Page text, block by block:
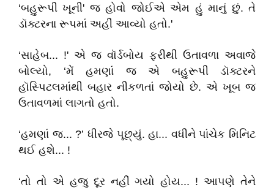
‘બહુરૂપી ખૂની' જ હોવો જોઈએ એમ હું માનું છું. તે
ડૉક્ટરના રૂપમાં અહીં આવ્યો હતો.'
‘સાહેબ... !' એ જ વૉર્ડબોય ફરીથી ઉતાવળા અવાજે
બોલ્યો, ‘મેં હમણાં જ એ બહુરૂપી ડૉક્ટરને
હૉસ્પિટલમાંથી બહાર નીકળતાં જોયો છે. એ ખૂબ જ
ઉતાવળમાં લાગતો હતો.
‘હમણાં જ... ?’ ધીરજે પૂછ્યું. હા... વધીને પાંચેક મિનિટ
થઈ હશે... !
‘તો તો એ હજુ દૂર નહીં ગયો હોય... ! આપણે તેને